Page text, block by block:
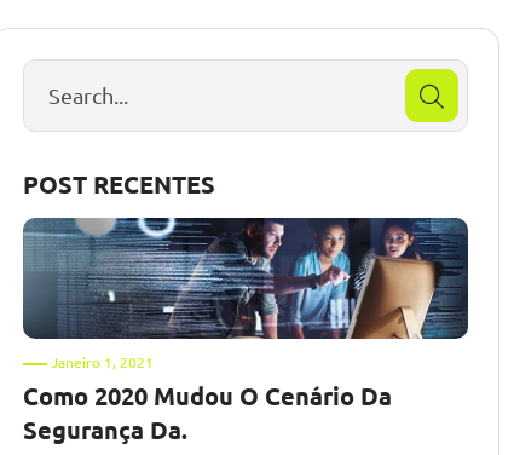
POST RECENTES
Janeiro 1, 2021
Como 2020 Mudou O Cenário Da
Segurança Da.